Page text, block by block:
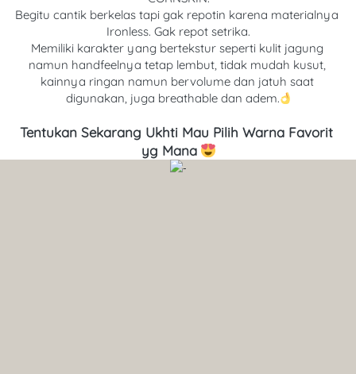
Begitu cantik berkelas tapi gak repotin karena materialnya
Ironless. Gak repot setrika.
Memiliki karakter yang bertekstur seperti kulit jagung
namun handfeelnya tetap lembut, tidak mudah kusut,
kainnya ringan namun bervolume dan jatuh saat
digunakan, juga breathable dan adem.
Tentukan Sekarang Ukhti Mau Pilih Warna Favorit
yg Mana